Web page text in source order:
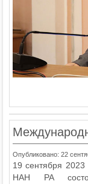
Опубликовано: 22
19 сентября 2023
НАН РА